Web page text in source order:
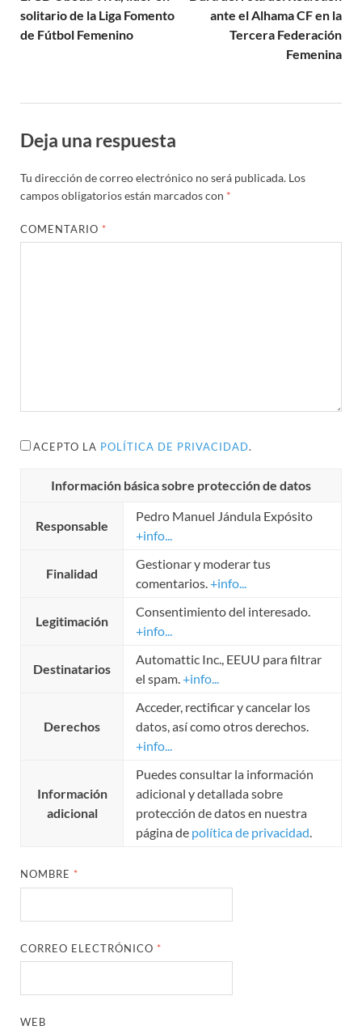
solitario de la Liga Fomento
de Fútbol Femenino
ante el Alhama CF en la
Tercera Federación
Femenina
Deja una respuesta
Tu dirección de correo electrónico no será publicada. Los
campos obligatorios están marcados con *
COMENTARIO *
ACEPTO LA POLÍTICA DE PRIVACIDAD.
Información básica sobre protección de datos
Responsable
Pedro Manuel Jándula Expósito
+info...
Finalidad
Gestionar y moderar tus
comentarios.+info...
Legitimación
Consentimiento del interesado.
+info...
Destinatarios
Automattic Inc., EEUU para filtrar
el spam.+info...
Derechos
Acceder, rectificar y cancelar los
datos, así como otros derechos.
+info...
Información
adicional
Puedes consultar la información
adicional y detallada sobre
protección de datos en nuestra
página de política de privacidad.
NOMBRE *
CORREO ELECTRÓNICO *
WEB